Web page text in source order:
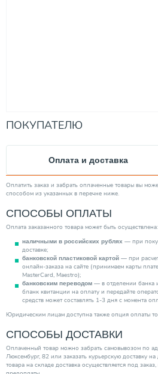
ПОКУПАТЕЛЮ
Оплата и доставка
Оплатить заказ и забрать оплаченные товары вы
способом из указанных в перечне ниже.
СПОСОБЫ ОПЛАТЫ
Оплата заказанного товара может быть осуществлена:
наличными в российских рублях — при
доставке;
банковской пластиковой картой — при
онлайн-заказа на сайте (принимаем карты
MasterCard, Maestro);
банковским переводом — в отделении банка
бланк квитанции на оплату и передайте
средств может составлять 1-3 дня с момента
Юридическим лицам доступна также опция оплаты
СПОСОБЫ ДОСТАВКИ
Оплаченный товар можно забрать самовывозом по
Люксембург, 82 или заказать курьерскую доставку
товара на складе доставка осуществляется под